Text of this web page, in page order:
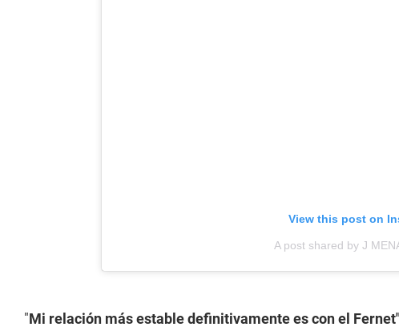
View this post on
A post shared by J
"Mi relación más estable definitivamente es con el